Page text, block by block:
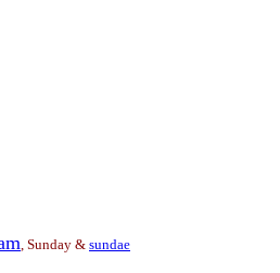
, Sunday & sundae